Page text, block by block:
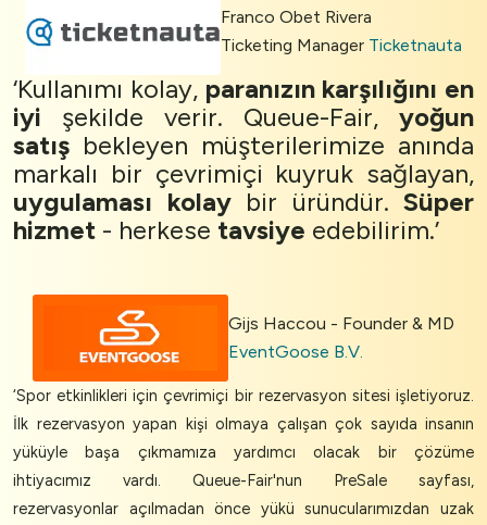
Franco Obet Rivera
Ticketing Manager Ticketnauta
‘Kullanımı kolay, paranızın karşılığını en
iyi şekilde verir. Queue-Fair, yoğun
satış bekleyen müşterilerimize anında
markalı bir çevrimiçi kuyruk sağlayan,
uygulaması kolaybir üründür. Süper
hizmet - herkese tavsiye edebilirim.’
Gijs Haccou - Founder & MD
EventGoose B.V.
‘Spor etkinlikleri için çevrimiçi bir rezervasyon sitesi işletiyoruz.
İlk rezervasyon yapan kişi olmaya çalışan çok sayıda insanın
yüküyle başa çıkmamıza yardımcı olacak bir çözüme
ihtiyacımız vardı. Queue-Fair'nun PreSale sayfası,
rezervasyonlar açılmadan önce yükü sunucularımızdan uzak